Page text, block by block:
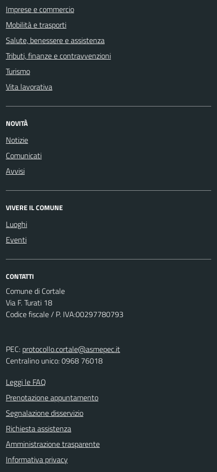
Imprese e commercio
Mobilità e trasporti
Salute, benessere e assistenza
Tributi, finanze e contravvenzioni
Turismo
Vita lavorativa
NOVITÀ
Notizie
Comunicati
Avvisi
VIVERE IL COMUNE
Luoghi
Eventi
CONTATTI
Comune di Cortale
Via F. Turati 18
Codice fiscale / P. IVA:00297780793
PEC: protocollo.cortale@asmepec.it
Centralino unico: 0968 76018
Leggi le FAQ
Prenotazione appuntamento
Segnalazione disservizio
Richiesta assistenza
Amministrazione trasparente
Informativa privacy